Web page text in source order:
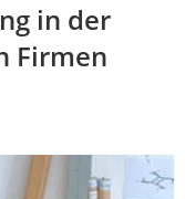
in der
Firmen